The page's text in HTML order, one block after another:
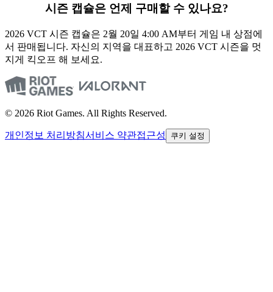
시즌 캡슐은 언제 구매할 수 있나요?
2026 VCT 시즌 캡슐은 2월 20일 4:00 AM부터 게임 내 상점에
서 판매됩니다. 자신의 지역을 대표하고 2026 VCT 시즌을 멋
지게 킥오프 해 보세요.
© 2026 Riot Games. All Rights Reserved.
개인정보 처리방침서비스 약관접근성 쿠키 설정